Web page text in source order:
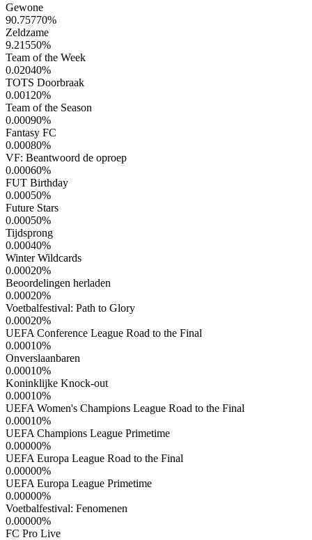
Gewone
90.75770%
Zeldzame
9.21550%
Team of the Week
0.02040%
TOTS Doorbraak
0.00120%
Team of the Season
0.00090%
Fantasy FC
0.00080%
VF: Beantwoord de oproep
0.00060%
FUT Birthday
0.00050%
Future Stars
0.00050%
Tijdsprong
0.00040%
Winter Wildcards
0.00020%
Beoordelingen herladen
0.00020%
Voetbalfestival: Path to Glory
0.00020%
UEFA Conference League Road to the Final
0.00010%
Onverslaanbaren
0.00010%
Koninklijke Knock-out
0.00010%
UEFA Women's Champions League Road to the Final
0.00010%
UEFA Champions League Primetime
0.00000%
UEFA Europa League Road to the Final
0.00000%
UEFA Europa League Primetime
0.00000%
Voetbalfestival: Fenomenen
0.00000%
FC Pro Live